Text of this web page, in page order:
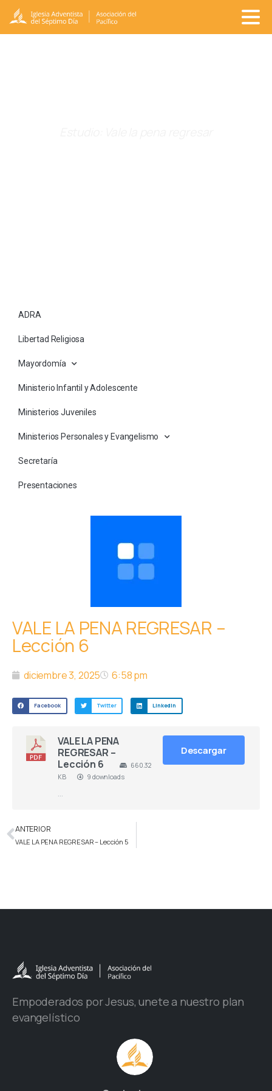
ADRA
Libertad Religiosa
Mayordomía
Ministerio Infantil y Adolescente
Ministerios Juveniles
Ministerios Personales y Evangelismo
Secretaría
Presentaciones
VALE LA PENA REGRESAR –
Lección 6
diciembre 3, 2025 6:58 pm
Facebook Twitter LinkedIn
VALE LA PENA
REGRESAR –
Lección 6
660.32
KB
9 downloads
Descargar
ANTERIOR
VALE LA PENA REGRESAR – Lección 5
Empoderados por Jesus, unete a nuestro plan
evangelístico